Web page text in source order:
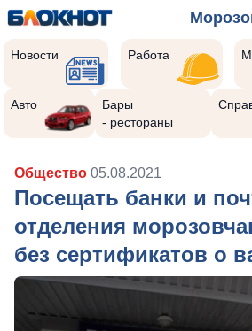
Новости Работа
Авто
Бары
- рестораны
Общество 05.08.2021
Посещать банки и
отделения
без сертификатов о